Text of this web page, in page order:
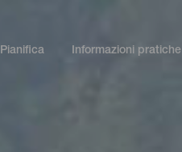
Pianifica Informazioni pratiche